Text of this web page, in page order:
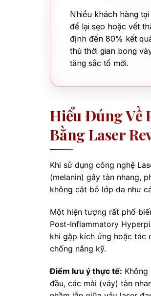
Nhiều khách hàng
để lại sẹo hoặc vết
định đến 80% kết
thủ thời gian bong
tăng sắc tố mới.
Hiểu Đúng Về
Bằng Laser
Khi sử dụng công nghệ
(melanin) gây tàn nhang,
không cắt bỏ lớp da như
Một hiện tượng rất phổ
Post-Inflammatory
khi gặp kích ứng hoặc tác
chống nắng kỹ.
Điểm lưu ý thực tế:
đầu, các mài (vảy) tàn